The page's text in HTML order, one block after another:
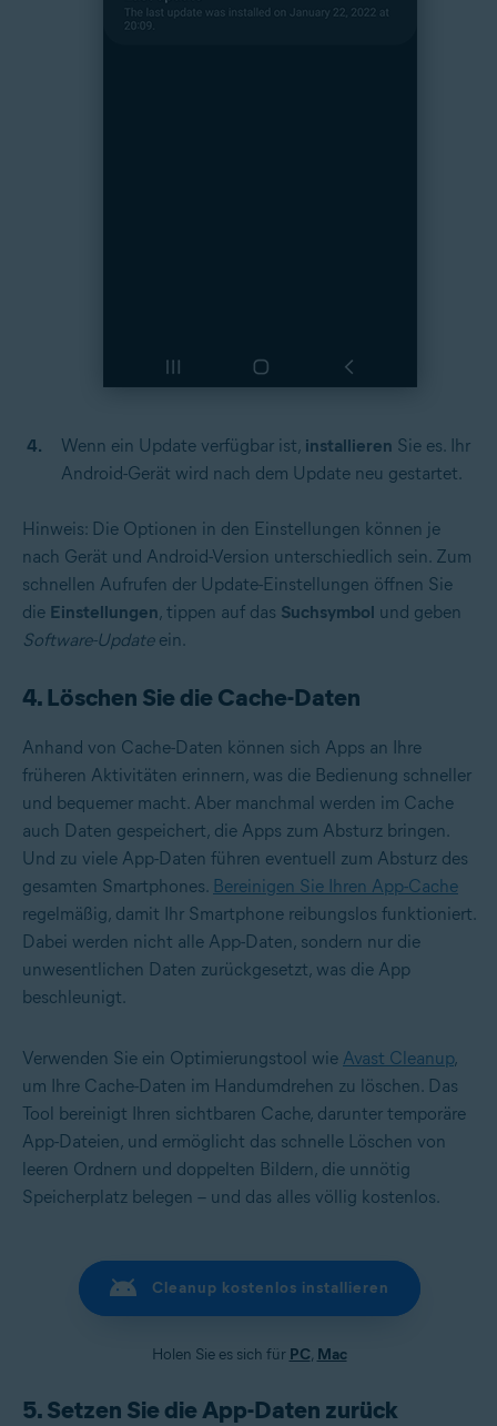
Wenn ein Update verfügbar ist, installieren Sie es. Ihr
Android-Gerät wird nach dem Update neu gestartet.
Hinweis: Die Optionen in den Einstellungen können je
nach Gerät und Android-Version unterschiedlich sein. Zum
schnellen Aufrufen der Update-Einstellungen öffnen Sie
die Einstellungen, tippen auf das Suchsymbol und geben
Software-Updateein.
4. Löschen Sie die Cache-Daten
Anhand von Cache-Daten können sich Apps an Ihre
früheren Aktivitäten erinnern, was die Bedienung schneller
und bequemer macht. Aber manchmal werden im Cache
auch Daten gespeichert, die Apps zum Absturz bringen.
Und zu viele App-Daten führen eventuell zum Absturz des
gesamten Smartphones. Bereinigen Sie Ihren App-Cache
regelmäßig, damit Ihr Smartphone reibungslos funktioniert.
Dabei werden nicht alle App-Daten, sondern nur die
unwesentlichen Daten zurückgesetzt, was die App
beschleunigt.
Verwenden Sie ein Optimierungstool wie Avast Cleanup,
um Ihre Cache-Daten im Handumdrehen zu löschen. Das
Tool bereinigt Ihren sichtbaren Cache, darunter temporäre
App-Dateien, und ermöglicht das schnelle Löschen von
leeren Ordnern und doppelten Bildern, die unnötig
Speicherplatz belegen – und das alles völlig kostenlos.
Cleanup kostenlos installieren
Holen Sie es sich für PC, Mac
5. Setzen Sie die App-Daten zurück